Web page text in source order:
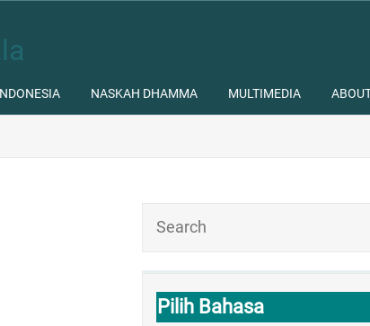
NASKAH DHAMMA MULTIMEDIA
Pilih Bahasa